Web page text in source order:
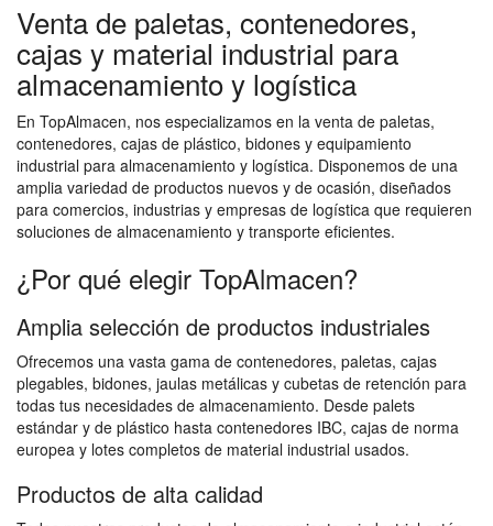
Venta de paletas, contenedores,
cajas y material industrial para
almacenamiento y logística
En TopAlmacen, nos especializamos en la venta de paletas,
contenedores, cajas de plástico, bidones y equipamiento
industrial para almacenamiento y logística. Disponemos de una
amplia variedad de productos nuevos y de ocasión, diseñados
para comercios, industrias y empresas de logística que requieren
soluciones de almacenamiento y transporte eficientes.
¿Por qué elegir TopAlmacen?
Amplia selección de productos industriales
Ofrecemos una vasta gama de contenedores, paletas, cajas
plegables, bidones, jaulas metálicas y cubetas de retención para
todas tus necesidades de almacenamiento. Desde palets
estándar y de plástico hasta contenedores IBC, cajas de norma
europea y lotes completos de material industrial usados.
Productos de alta calidad